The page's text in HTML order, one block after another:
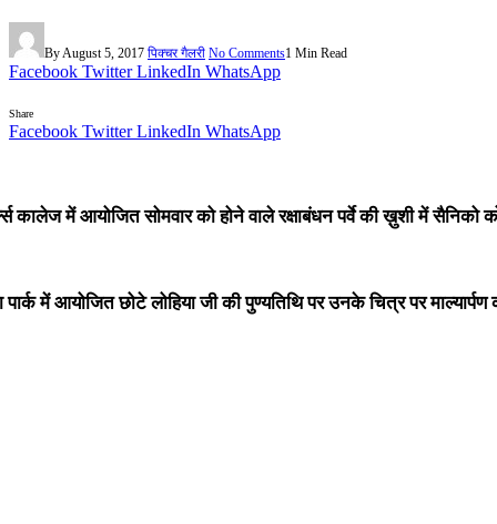
ByAugust 5, 2017 पिक्चर गैलरी No Comments1 Min Read
Facebook Twitter LinkedIn WhatsApp
Share
Facebook Twitter LinkedIn WhatsApp
कालेज में आयोजित सोमवार को होने वाले रक्षाबंधन पर्वे की ख़ुशी में सैनिको
पार्क में आयोजित छोटे लोहिया जी की पुण्यतिथि पर उनके चित्र पर